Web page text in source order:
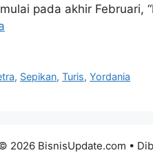
pada akhir Februari,
, Sepikan,Turis,Yordania
2026 BisnisUpdate.com •